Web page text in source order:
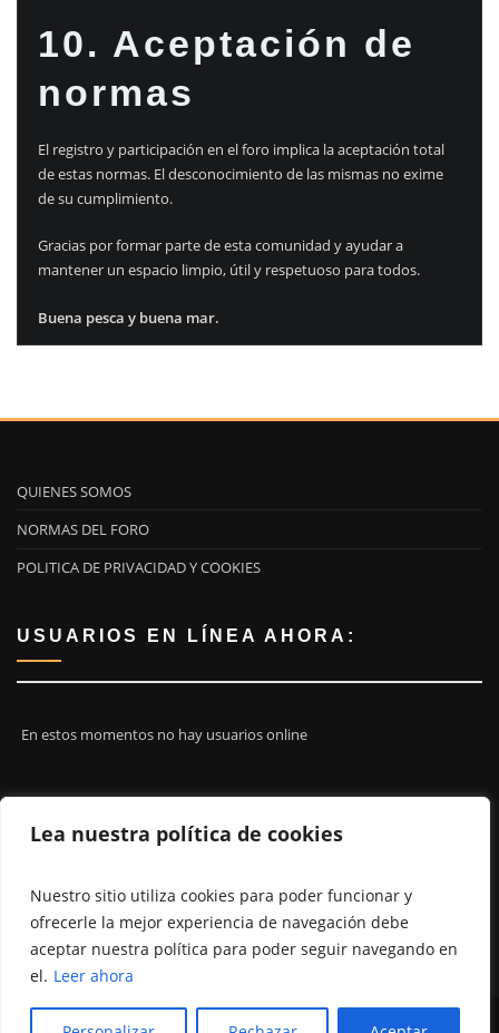
Lea nuestra política de cookies
Nuestro sitio utiliza cookies para poder funcionar y
ofrecerle la mejor experiencia de navegación debe
aceptar nuestra política para poder seguir navegando en
el. Leer ahora
10. Aceptación de
normas
El registro y participación en el foro implica la aceptación total
de estas normas. El desconocimiento de las mismas no exime
de su cumplimiento.
Gracias por formar parte de esta comunidad y ayudar a
mantener un espacio limpio, útil y respetuoso para todos.
Buena pesca y buena mar.
QUIENES SOMOS
NORMAS DEL FORO
POLITICA DE PRIVACIDAD Y COOKIES
USUARIOS EN LÍNEA AHORA:
En estos momentos no hay usuarios online
¡ÚNETE A NOSOTROS!